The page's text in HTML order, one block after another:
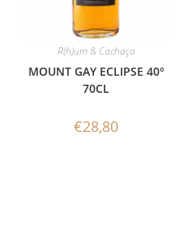
R(h)um & Cachaça
MOUNT GAY ECLIPSE 40°
70CL
€28,80